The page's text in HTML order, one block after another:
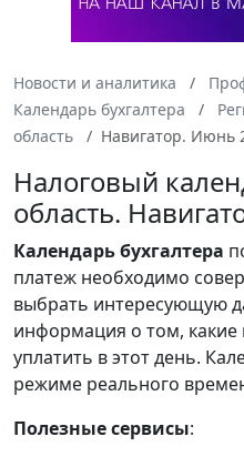
Новости и аналитика
Календарь бухгалтера
область
Навигатор. Июнь
Налоговый
область.
Календарьбухгалтера
платеж необходимо
выбрать интересующую
информация о том, какие
уплатить в этот день.
режиме реального
Полезные сервисы: